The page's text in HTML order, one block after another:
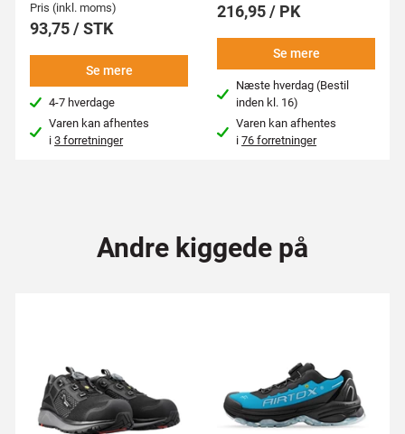
Pris (inkl. moms)
93,75 / STK
Se mere
4-7 hverdage
Varen kan afhentes
i3 forretninger
216,95 / PK
Se mere
Næste hverdag (Bestil
inden kl. 16)
Varen kan afhentes
i76 forretninger
Andre kiggede på